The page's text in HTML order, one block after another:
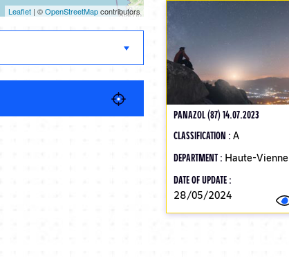
Leaflet | ©OpenStreetMapcontributors
PANAZOL (87) 14.07.2023
CLASSIFICATION : A
DEPARTMENT : Haute-Vienne
DATE OF UPDATE :
28/05/2024